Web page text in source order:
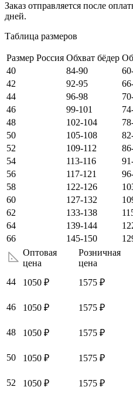
Заказ отправляется после
дней.
Таблица размеров
Размер Россия Обхват бёдер
40
84-90
42
92-95
44
96-98
46
99-101
48
102-104
50
105-108
52
109-112
54
113-116
56
117-121
58
122-126
60
127-132
62
133-138
64
139-144
66
145-150
Оптовая
цена
Розничная
цена
44 1050 ₽ 1575 ₽
46
1050 ₽ 1575 ₽
48
1050 ₽ 1575 ₽
50
1050 ₽ 1575 ₽
52
1050 ₽ 1575 ₽